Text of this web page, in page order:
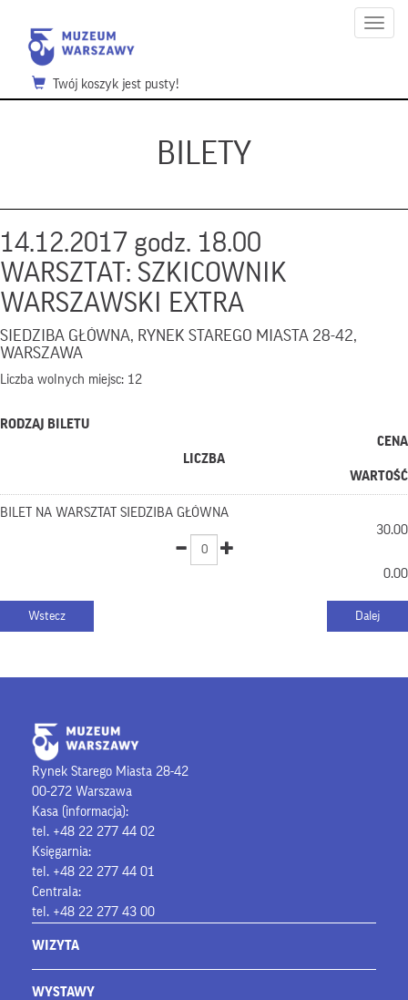
Menu
Twój koszyk jest pusty!
BILETY
14.12.2017 godz. 18.00
WARSZTAT: SZKICOWNIK
WARSZAWSKI EXTRA
SIEDZIBA GŁÓWNA, RYNEK STAREGO MIASTA 28-42,
WARSZAWA
Liczba wolnych miejsc: 12
RODZAJ BILETU
CENA
LICZBA
WARTOŚĆ
BILET NA WARSZTAT SIEDZIBA GŁÓWNA
30.00
0.00
Rynek Starego Miasta 28-42
00-272 Warszawa
Kasa (informacja):
tel. +48 22 277 44 02
Księgarnia:
tel. +48 22 277 44 01
Centrala:
tel. +48 22 277 43 00
WIZYTA
WYSTAWY